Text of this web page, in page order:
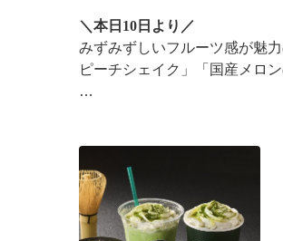
＼本日10日より／
みずみずしいフルーツ感が魅
ピーチシェイク」「国産メロ